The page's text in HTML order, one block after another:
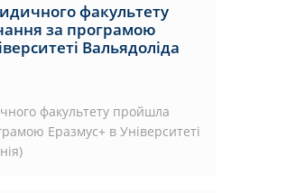
факультету
за програмою
Вальядоліда
факультету пройшла
Еразмус+ в Університеті